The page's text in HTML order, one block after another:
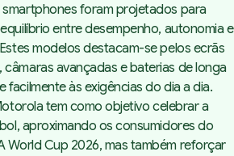
smartphones foram projetados para
entre desempenho, autonomia e
modelos destacam-se pelos ecrãs
avançadas e baterias de longa
às exigências do dia a dia.
tem como objetivo celebrar a
aproximando os consumidores do
World Cup 2026, mas também reforçar